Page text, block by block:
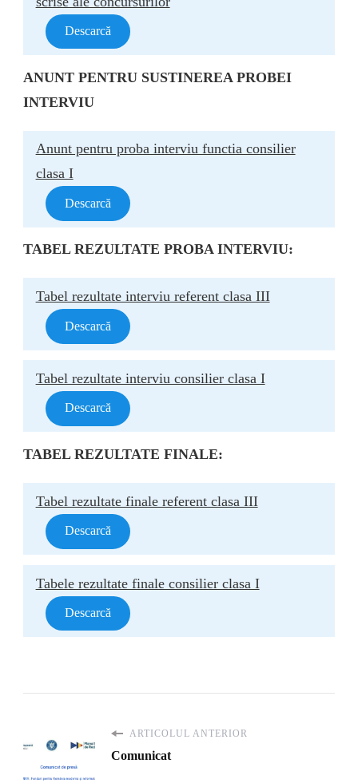
Descarcă
ANUNT PENTRU SUSTINEREA PROBEI
INTERVIU
Anunt pentru proba interviu functia consilier
clasa I
Descarcă
TABEL REZULTATE PROBA INTERVIU:
Tabel rezultate interviu referent clasa III
Descarcă
Tabel rezultate interviu consilier clasa I
Descarcă
TABEL REZULTATE FINALE:
Tabel rezultate finale referent clasa III
Descarcă
Tabele rezultate finale consilier clasa I
Descarcă
ARTICOLUL ANTERIOR
Comunicat